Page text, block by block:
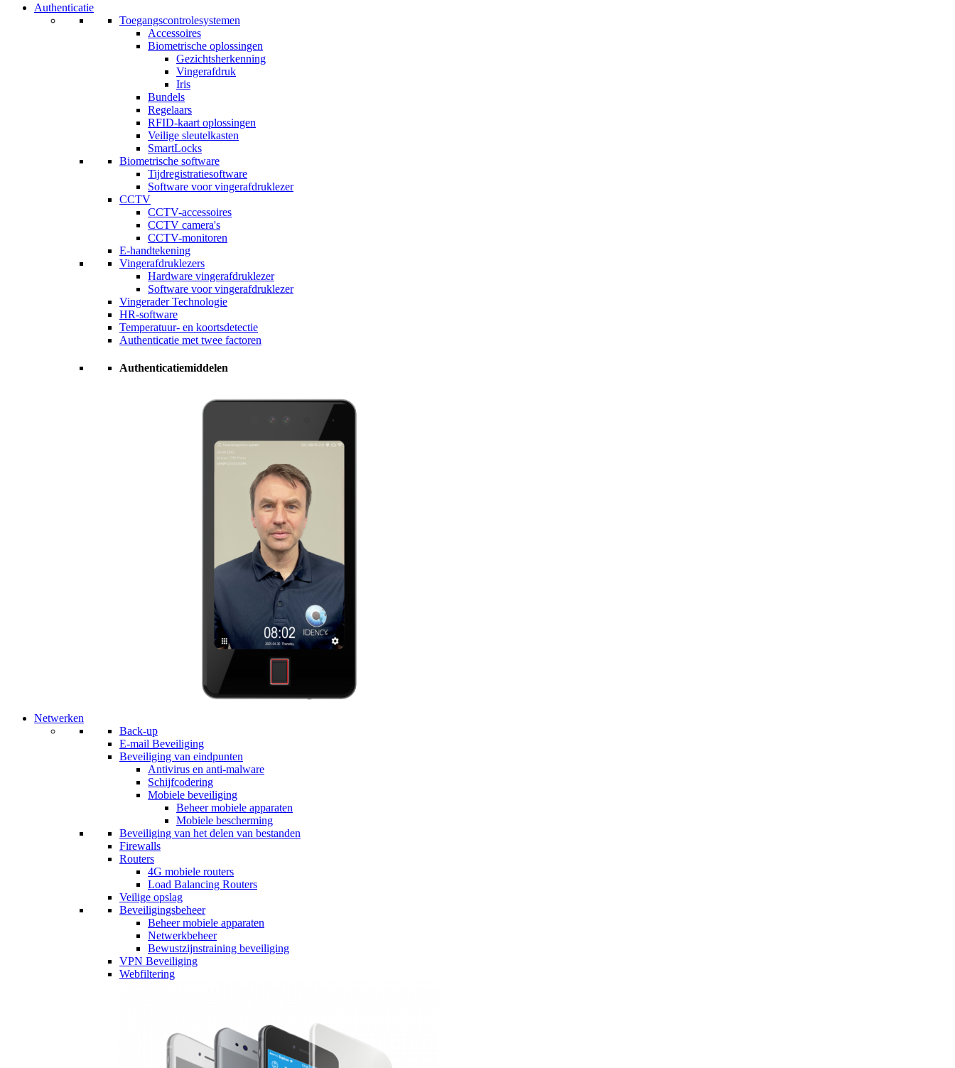
Authenticatie
Toegangscontrolesystemen
Accessoires
Biometrische oplossingen
Gezichtsherkenning
Vingerafdruk
Iris
Bundels
Regelaars
RFID-kaart oplossingen
Veilige sleutelkasten
SmartLocks
Biometrische software
Tijdregistratiesoftware
Software voor vingerafdruklezer
CCTV
CCTV-accessoires
CCTV camera's
CCTV-monitoren
E-handtekening
Vingerafdruklezers
Hardware vingerafdruklezer
Software voor vingerafdruklezer
Vingerader Technologie
HR-software
Temperatuur- en koortsdetectie
Authenticatie met twee factoren
Authenticatiemiddelen
Netwerken
Back-up
E-mail Beveiliging
Beveiliging van eindpunten
Antivirus en anti-malware
Schijfcodering
Mobiele beveiliging
Beheer mobiele apparaten
Mobiele bescherming
Beveiliging van het delen van bestanden
Firewalls
Routers
4G mobiele routers
Load Balancing Routers
Veilige opslag
Beveiligingsbeheer
Beheer mobiele apparaten
Netwerkbeheer
Bewustzijnstraining beveiliging
VPN Beveiliging
Webfiltering